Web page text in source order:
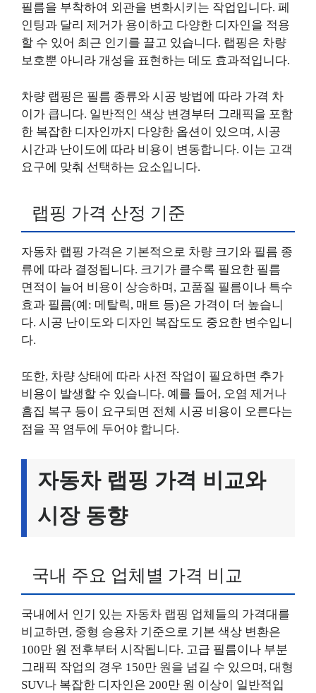
필름을 부착하여 외관을 변화시키는 작업입니다. 페
인팅과 달리 제거가 용이하고 다양한 디자인을 적용
할 수 있어 최근 인기를 끌고 있습니다. 랩핑은 차량
보호뿐 아니라 개성을 표현하는 데도 효과적입니다.
차량 랩핑은 필름 종류와 시공 방법에 따라 가격 차
이가 큽니다. 일반적인 색상 변경부터 그래픽을 포함
한 복잡한 디자인까지 다양한 옵션이 있으며, 시공
시간과 난이도에 따라 비용이 변동합니다. 이는 고객
요구에 맞춰 선택하는 요소입니다.
랩핑 가격 산정 기준
자동차 랩핑 가격은 기본적으로 차량 크기와 필름 종
류에 따라 결정됩니다. 크기가 클수록 필요한 필름
면적이 늘어 비용이 상승하며, 고품질 필름이나 특수
효과 필름(예: 메탈릭, 매트 등)은 가격이 더 높습니
다. 시공 난이도와 디자인 복잡도도 중요한 변수입니
다.
또한, 차량 상태에 따라 사전 작업이 필요하면 추가
비용이 발생할 수 있습니다. 예를 들어, 오염 제거나
흠집 복구 등이 요구되면 전체 시공 비용이 오른다는
점을 꼭 염두에 두어야 합니다.
자동차 랩핑 가격 비교와
시장 동향
국내 주요 업체별 가격 비교
국내에서 인기 있는 자동차 랩핑 업체들의 가격대를
비교하면, 중형 승용차 기준으로 기본 색상 변환은
100만 원 전후부터 시작됩니다. 고급 필름이나 부분
그래픽 작업의 경우 150만 원을 넘길 수 있으며, 대형
SUV나 복잡한 디자인은 200만 원 이상이 일반적입